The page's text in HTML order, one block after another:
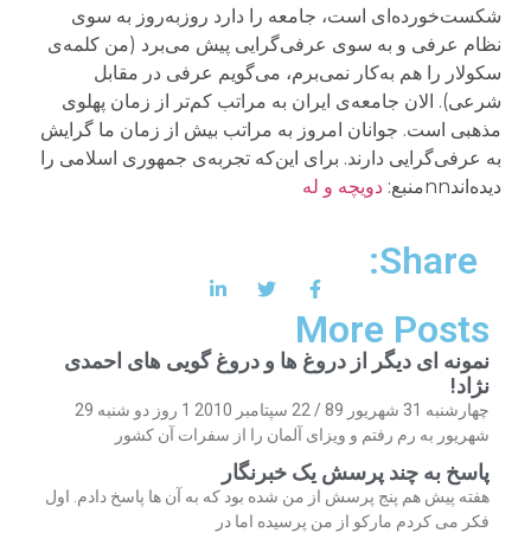
شکست‌خورده‌ای است، جامعه را دارد روز‌به‌روز به سوی
نظام عرفی و به سوی عرفی‌گرایی پیش می‌برد (من کلمه‌ی
سکولار را هم به‌کار نمی‌برم، می‌گویم عرفی در مقابل
شرعی). الان جامعه‌ی ایران به مراتب کم‌تر از زمان پهلوی
مذهبی است. جوانان امروز به مراتب بیش از زمان ما گرایش
به عرفی‌گرایی دارند. برای این‌که تجربه‌ی جمهوری اسلامی را
دیده‌اندnnمنبع:
دویچه و له
Share:
More Posts
نمونه ای دیگر از دروغ ها و دروغ گویی های احمدی
نژاد!
چهارشنبه 31 شهریور 89 / 22 سپتامبر 2010 1 روز دو شنبه 29
شهریور به رم رفتم و ویزای آلمان را از سفرات آن کشور
پاسخ به چند پرسش یک خبرنگار
هفته پیش هم پنج پرسش از من شده بود که به آن ها پاسخ دادم. اول
فکر می کردم مارکو از من پرسیده اما در